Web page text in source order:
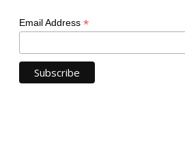
Email Address *